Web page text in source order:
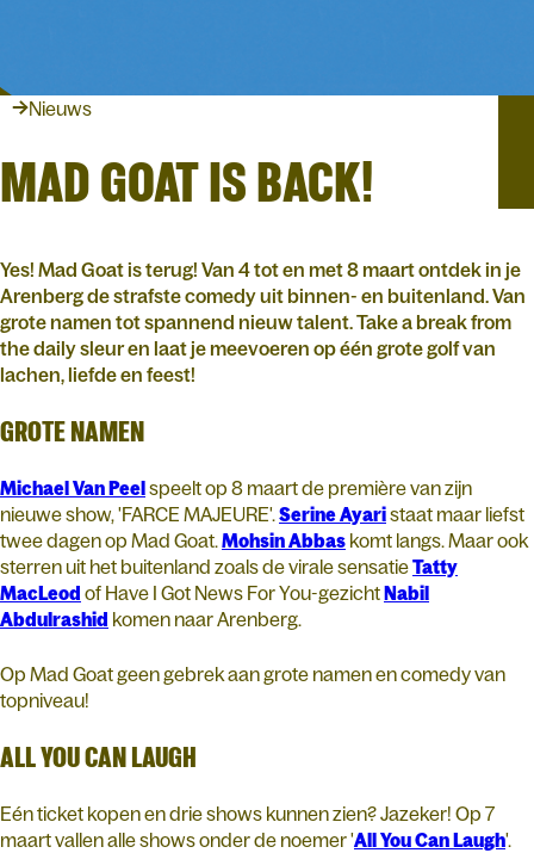
Nieuws
MAD GOAT IS BACK!
Yes! Mad Goat is terug! Van 4 tot en met 8 maart ontdek in je
Arenberg de strafste comedy uit binnen- en buitenland. Van
grote namen tot spannend nieuw talent. Take a break from
the daily sleur en laat je meevoeren op één grote golf van
lachen, liefde en feest!
GROTE NAMEN
Michael Van Peelspeelt op 8 maart de première van zijn
nieuwe show, 'FARCE MAJEURE'.SerineAyaristaat maar liefst
twee dagen op Mad Goat.MohsinAbbas komt langs. Maar ook
sterren uit het buitenland zoals de virale sensatieTatty
MacLeod of Have I Got News For You-gezichtNabil
Abdulrashid komen naar Arenberg.
Op Mad Goat geen gebrek aan grote namen en comedy van
topniveau!
ALL YOU CAN LAUGH
Eén ticket kopen en drie shows kunnen zien? Jazeker! Op 7
maart vallen alle shows onder de noemer 'All You Can Laugh'.